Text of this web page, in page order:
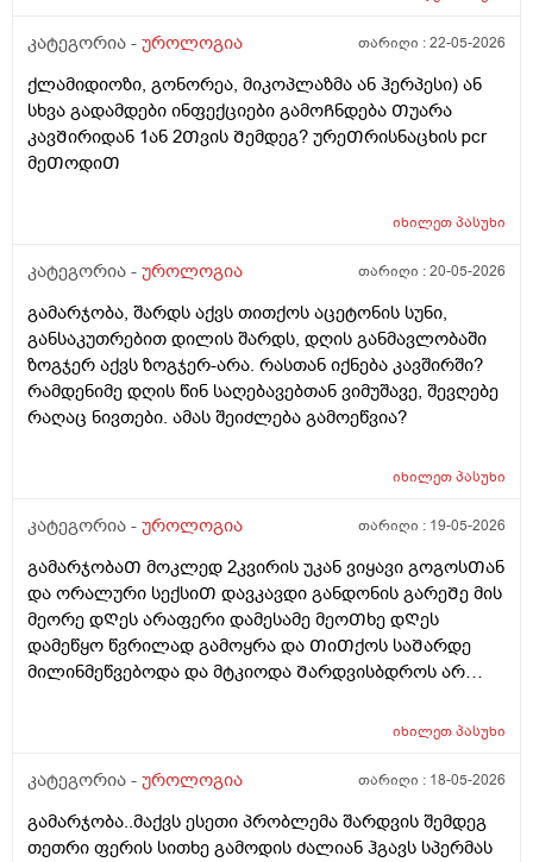
კატეგორია - უროლოგია თარიღი :22-05-2026
ქლამიდიოზი, გონორეა, მიკოპლაზმა ან ჰერპესი) ან
სხვა გადამდები ინფექციები გამოᲩნდება Თუარა
კავᲨირიდან 1ან 2Თვის Შემდეგ? ურეᲗრისნაცხის pcr
მეᲗოდიᲗ
იხილეთპასუხი
კატეგორია - უროლოგია თარიღი :20-05-2026
გამარჯობა, შარდს აქვს თითქოს აცეტონის სუნი,
განსაკუთრებით დილის შარდს, დღის განმავლობაში
ზოგჯერ აქვს ზოგჯერ-არა. რასთან იქნება კავშირში?
რამდენიმე დღის წინ საღებავებთან ვიმუშავე, შევღებე
რაღაც ნივთები. ამას შეიძლება გამოეწვია?
იხილეთპასუხი
კატეგორია - უროლოგია თარიღი : 19-05-2026
გამარჯობაᲗ მოკლედ 2კვირის უკან ვიყავი გოგოსᲗან
და ორალური სექსიᲗ დავკავდი განდონის გარეᲨე მის
მეორე დᲦეს არაფერი დამესამე მეოᲗხე დᲦეს
დამეწყო წვრილად გამოყრა და ᲗიᲗქოს საᲨარდე
მილინმეწვებოდა და მტკიოდა Შარდვისბდროს არ
კონკრეტული ადგილი მტკიოდა. მერე ვისხავდი
რო ვᲨარდავდი Შარდი Შიგ რᲩებოდაა წვეᲗები
Ჩერდებოდა Შარდიმერე ᲗიᲗქოს გამიარაა არც
გამონაყრის ქავილი არ მქონდა არაფერი არაფეტი
იხილეთპასუხი
კატეგორია - უროლოგია თარიღი : 18-05-2026
გამარჯობა..მაქვს ესეთი პრობლემა შარდვის შემდეგ
თეთრი ფერის სითხე გამოდის ძალიან ჰგავს სპერმას